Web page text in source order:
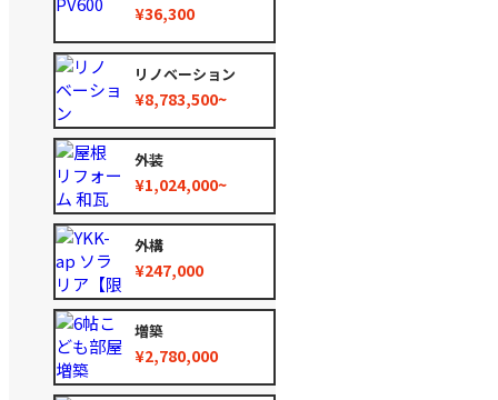
¥36,300
リノベーション
¥8,783,500~
外装
¥1,024,000~
外構
¥247,000
増築
¥2,780,000